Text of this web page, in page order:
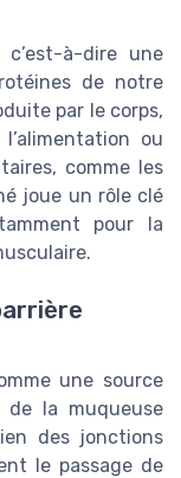
à-dire une
de notre
par le corps,
ou
comme les
joue un rôle clé
pour la
une source
de la muqueuse
des jonctions
le passage de